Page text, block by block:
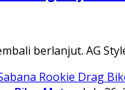
berlanjut. AG